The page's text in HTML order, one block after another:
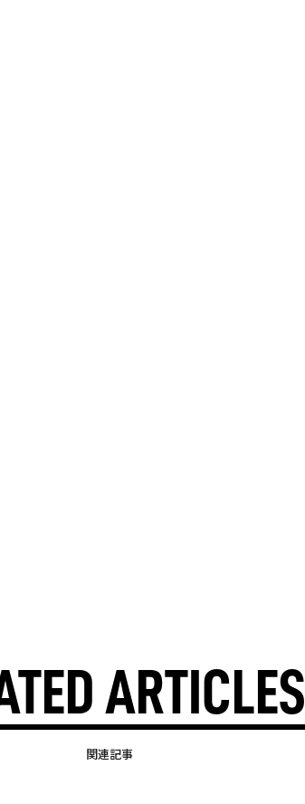
ARTICLES
関連記事